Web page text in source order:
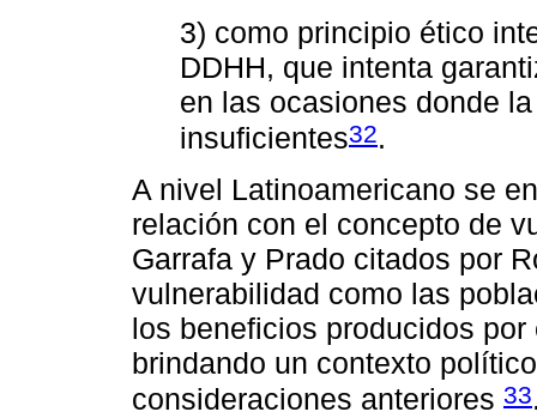
3) como principio ético
DDHH, que intenta
en las ocasiones donde
insuficientes32.
A nivel Latinoamericano se
relación con el concepto de
Garrafa y Prado citados por
vulnerabilidad como las
los beneficios producidos
brindando un contexto
consideraciones anteriores 33